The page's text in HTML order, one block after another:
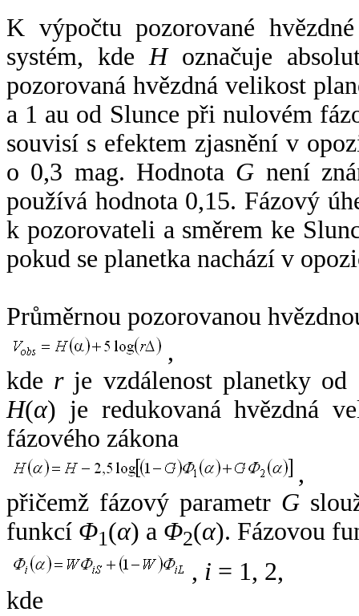
K výpočtu pozorované
systém, kde Hoznačuje
pozorovaná hvězdná velikost
a 1 au od Slunce při nulovém
souvisí s efektem zjasnění v
o 0,3 mag. Hodnota G není
používá hodnota 0,15. Fázový
k pozorovateli a směrem ke
pokud se planetka nachází v
Průměrnou pozorovanou
,
kde rje vzdálenost planetky od
H(α) je redukovaná hvězdná
fázového zákona
,
přičemž fázový parametr G
funkcí Φ1(α) a Φ2(α). Fázovou
, i = 1, 2,
kde